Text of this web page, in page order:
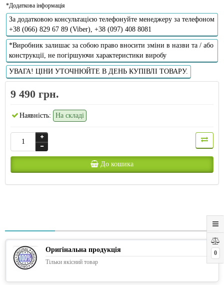
0
*Додаткова інформація
За додатковою консультацією телефонуйте менеджеру за телефоном
+38 (066) 829 67 89 (Viber), +38 (097) 408 8081
*Виробник залишає за собою право вносити зміни в назви та / або
конструкції, не погіршуючи характеристики виробу
УВАГА! ЦІНИ УТОЧНЮЙТЕ В ДЕНЬ КУПІВЛІ ТОВАРУ.
9 490 грн.
Наявність: На складі
До кошика
Оригінальна продукція
Тільки якісний товар